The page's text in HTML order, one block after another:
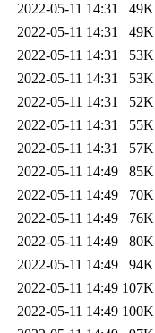
2022-05-11 14:31
49K
2022-05-11 14:31
49K
2022-05-11 14:31
53K
2022-05-11 14:31
53K
2022-05-11 14:31
52K
2022-05-11 14:31
55K
2022-05-11 14:31
57K
2022-05-11 14:49
85K
2022-05-11 14:49
70K
2022-05-11 14:49
76K
2022-05-11 14:49
80K
2022-05-11 14:49
94K
2022-05-11 14:49 107K
2022-05-11 14:49 100K